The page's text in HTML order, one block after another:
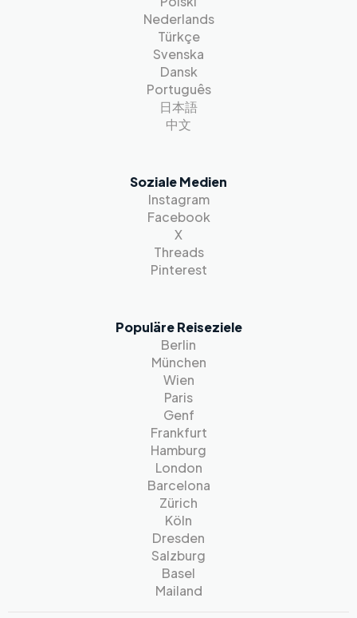
Nederlands
Türkçe
Svenska
Dansk
Português
日本語
中文
Soziale Medien
Instagram
Facebook
X
Threads
Pinterest
Populäre Reiseziele
Berlin
München
Wien
Paris
Genf
Frankfurt
Hamburg
London
Barcelona
Zürich
Köln
Dresden
Salzburg
Basel
Mailand